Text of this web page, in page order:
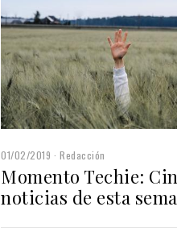
01/02/2019 Redacción
Momento Techie:
noticias de esta